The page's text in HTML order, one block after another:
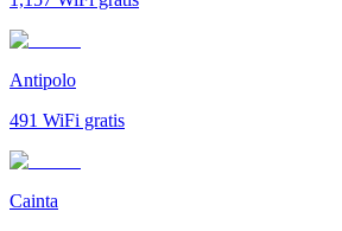
Antipolo
491 WiFi gratis
Cainta